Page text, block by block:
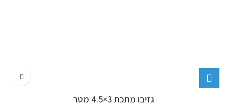
גזיבו מתכת 3×4.5 מטר